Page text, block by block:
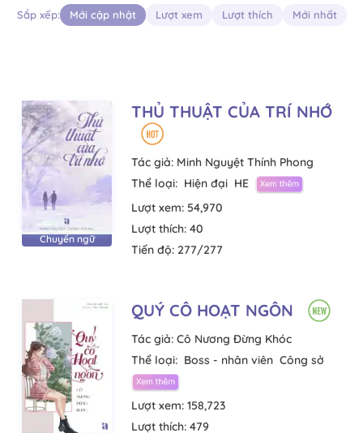
Sắp xếp: Mới cập nhật Lượt xem Lượt thích Mới nhất
Chuyển ngữ
THỦ THUẬT CỦA TRÍ NHỚ
Tác giả: Minh Nguyệt Thính Phong
Thể loại: Hiện đại HE
Lượt xem: 54,970
Lượt thích: 40
Tiến độ: 277/277
QUÝ CÔ HOẠT NGÔN
Tác giả: Cô Nương Đừng Khóc
Thể loại: Boss - nhân viên Công sở
Lượt xem: 158,723
Lượt thích: 479